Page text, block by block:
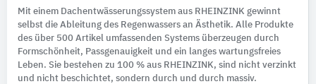
Mit einem Dachentwässerungssystem aus RHEINZINK gewinnt
selbst die Ableitung des Regenwassers an Ästhetik. Alle Produkte
des über 500 Artikel umfassenden Systems überzeugen durch
Formschönheit, Passgenauigkeit und ein langes wartungsfreies
Leben. Sie bestehen zu 100 % aus RHEINZINK, sind nicht verzinkt
und nicht beschichtet, sondern durch und durch massiv.